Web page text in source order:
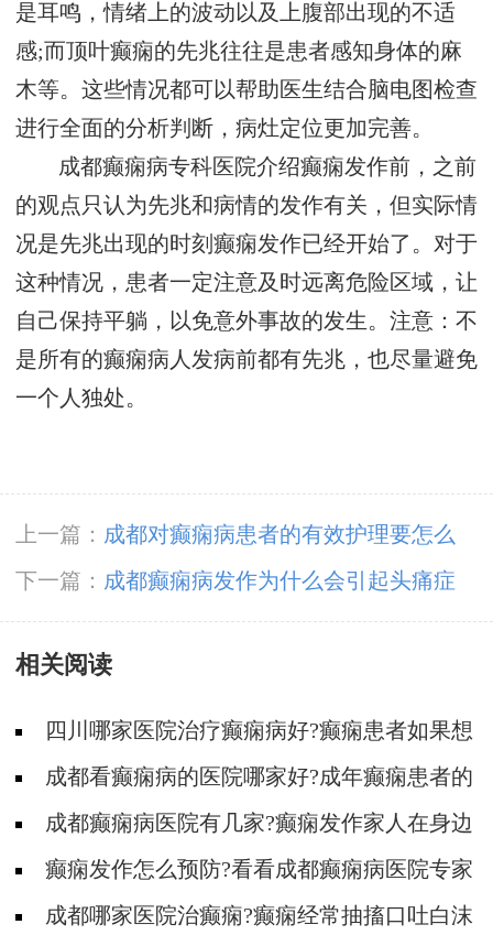
是耳鸣，情绪上的波动以及上腹部出现的不适
感;而顶叶癫痫的先兆往往是患者感知身体的麻
木等。这些情况都可以帮助医生结合脑电图检查
进行全面的分析判断，病灶定位更加完善。
成都癫痫病专科医院介绍癫痫发作前，之前
的观点只认为先兆和病情的发作有关，但实际情
况是先兆出现的时刻癫痫发作已经开始了。对于
这种情况，患者一定注意及时远离危险区域，让
自己保持平躺，以免意外事故的发生。注意：不
是所有的癫痫病人发病前都有先兆，也尽量避免
一个人独处。
上一篇： 成都对癫痫病患者的有效护理要怎么
做?
下一篇： 成都癫痫病发作为什么会引起头痛症
状?
相关阅读
四川哪家医院治疗癫痫病好?癫痫患者如果想
要宝宝需要准备什么?
成都看癫痫病的医院哪家好?成年癫痫患者的
病因有哪些?
成都癫痫病医院有几家?癫痫发作家人在身边
应该怎么做?
癫痫发作怎么预防?看看成都癫痫病医院专家
的介绍成都哪家医院治癫痫?癫痫经常抽搐口吐白沫